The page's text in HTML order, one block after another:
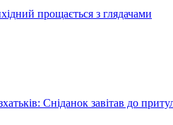
прощається з глядачами
Сніданок завітав до